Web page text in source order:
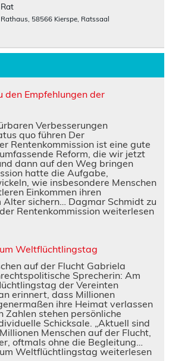
Rat
Rathaus, 58566 Kierspe, Ratssaal
den Empfehlungen der
Verbesserungen
quo führen Der
Rentenkommission ist eine gute
Reform, die wir jetzt
dann auf den Weg bringen
hatte die Aufgabe,
wie insbesondere Menschen
Einkommen ihren
sichern… Dagmar Schmidt zu
Rentenkommission weiterlesen
Weltflüchtlingstag
auf der Flucht Gabriela
Sprecherin: Am
der Vereinten
erinnert, dass Millionen
ihre Heimat verlassen
Zahlen stehen persönliche
Schicksale. „Aktuell sind
Menschen auf der Flucht,
oftmals ohne die Begleitung…
Weltflüchtlingstag weiterlesen